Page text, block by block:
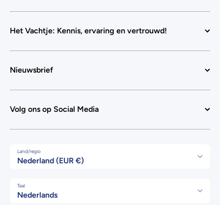
Het Vachtje: Kennis, ervaring en vertrouwd!
Nieuwsbrief
Volg ons op Social Media
Land/regio
Nederland (EUR €)
Taal
Nederlands